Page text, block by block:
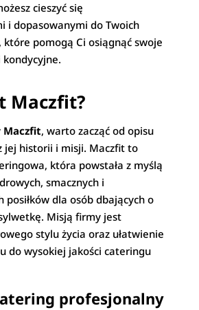
cieszyć się
i dopasowanymi do Twoich
pomogą Ci osiągnąć swoje
Maczfit?
Maczfit, warto zacząć od opisu
jej historii i misji. Maczfit to
która powstała z myślą
smacznych i
posiłków dla osób dbających o
Misją firmy jest
stylu życia oraz ułatwienie
do wysokiej jakości cateringu
profesjonalny